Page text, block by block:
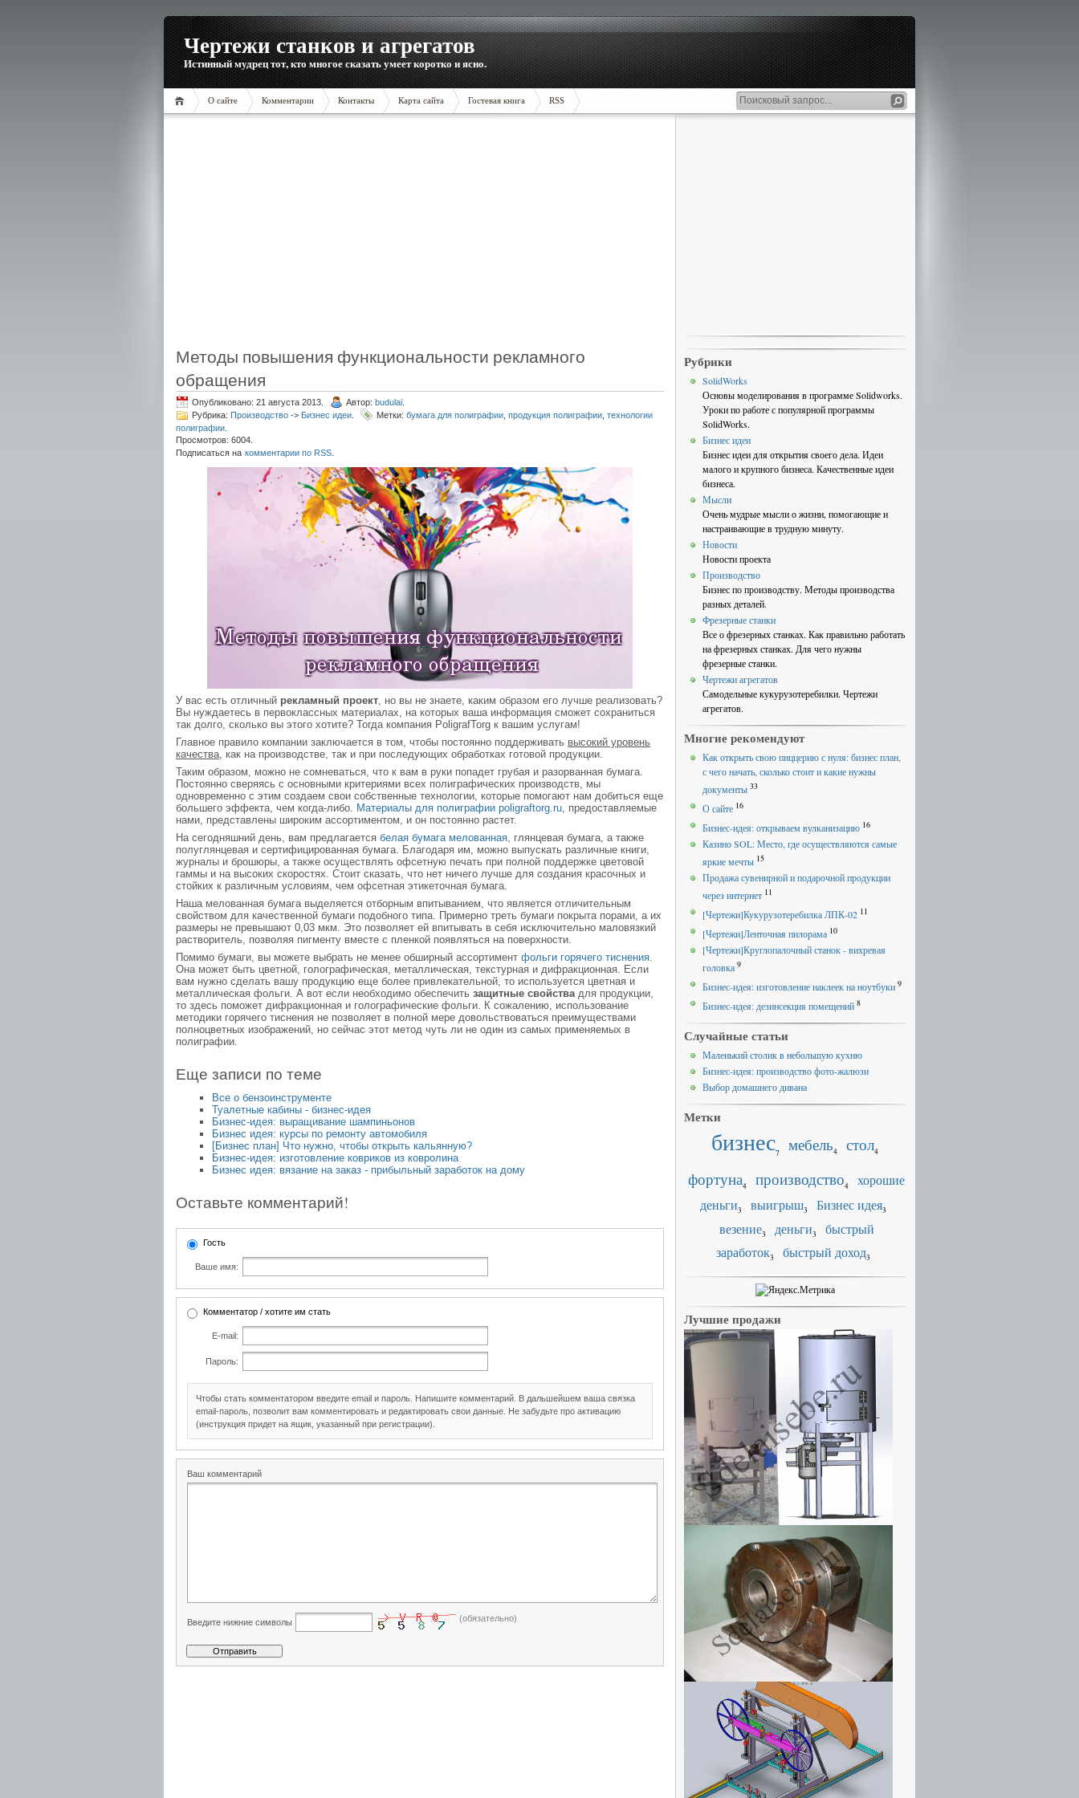
Чертежи станков и агрегатов
Истинный мудрец тот, кто многое сказать умеет коротко и ясно.
О сайте Комментарии Контакты Карта сайта Гостевая книга RSS
Методы повышения функциональности рекламного
обращения
Опубликовано: 21 августа 2013. Автор: budulai
Рубрика: Производство -> Бизнес идеи Метки: бумага для полиграфии продукция полиграфии технологии
полиграфии
Просмотров: 6004.
Подписаться на комментарии по RSS.
У вас есть отличный рекламный проект, но вы не знаете, каким образом его лучше реализовать?
Вы нуждаетесь в первоклассных материалах, на которых ваша информация сможет сохраниться
так долго, сколько вы этого хотите? Тогда компания PoligrafTorg к вашим услугам!
Главное правило компании заключается в том, чтобы постоянно поддерживать высокий уровень
качества, как на производстве, так и при последующих обработках готовой продукции.
Таким образом, можно не сомневаться, что к вам в руки попадет грубая и разорванная бумага.
Постоянно сверяясь с основными критериями всех полиграфических производств, мы
одновременно с этим создаем свои собственные технологии, которые помогают нам добиться еще
большего эффекта, чем когда-либо. Материалы для полиграфии poligraftorg.ru, предоставляемые
нами, представлены широким ассортиментом, и он постоянно растет.
На сегодняшний день, вам предлагается белая бумага мелованная, глянцевая бумага, а также
полуглянцевая и сертифицированная бумага. Благодаря им, можно выпускать различные книги,
журналы и брошюры, а также осуществлять офсетную печать при полной поддержке цветовой
гаммы и на высоких скоростях. Стоит сказать, что нет ничего лучше для создания красочных и
стойких к различным условиям, чем офсетная этикеточная бумага.
Наша мелованная бумага выделяется отборным впитыванием, что является отличительным
свойством для качественной бумаги подобного типа. Примерно треть бумаги покрыта порами, а их
размеры не превышают 0,03 мкм. Это позволяет ей впитывать в себя исключительно маловязкий
растворитель, позволяя пигменту вместе с пленкой появляться на поверхности.
Помимо бумаги, вы можете выбрать не менее обширный ассортимент фольги горячего тиснения.
Она может быть цветной, голографическая, металлическая, текстурная и дифракционная. Если
вам нужно сделать вашу продукцию еще более привлекательной, то используется цветная и
металлическая фольги. А вот если необходимо обеспечить защитные свойствадля продукции,
то здесь поможет дифракционная и голографические фольги. К сожалению, использование
методики горячего тиснения не позволяет в полной мере довольствоваться преимуществами
полноцветных изображений, но сейчас этот метод чуть ли не один из самых применяемых в
полиграфии.
Еще записи по теме
Все о бензоинструменте
Туалетные кабины - бизнес-идея
Бизнес-идея: выращивание шампиньонов
Бизнес идея: курсы по ремонту автомобиля
[Бизнес план] Что нужно, чтобы открыть кальянную?
Бизнес-идея: изготовление ковриков из ковролина
Бизнес идея: вязание на заказ - прибыльный заработок на дому
Оставьте комментарий!
Гость
Ваше имя:
Комментатор / хотите им стать
E-mail:
Пароль:
Чтобы стать комментатором введите email и пароль. Напишите комментарий. В дальшейшем ваша связка
email-пароль, позволит вам комментировать и редактировать свои данные. Не забудьте про активацию
(инструкция придет на ящик, указанный при регистрации).
Ваш комментарий
Введите нижние символы (обязательно)
Рубрики
SolidWorks
Основы моделирования в программе Solidworks.
Уроки по работе с популярной программы
SolidWorks.
Бизнес идеи
Бизнес идеи для открытия своего дела. Идеи
малого и крупного бизнеса. Качественные идеи
бизнеса.
Мысли
Очень мудрые мысли о жизни, помогающие и
настраивающие в трудную минуту.
Новости
Новости проекта
Производство
Бизнес по производству. Методы производства
разных деталей.
Фрезерные станки
Все о фрезерных станках. Как правильно работать
на фрезерных станках. Для чего нужны
фрезерные станки.
Чертежи агрегатов
Самодельные кукурузотеребилки. Чертежи
агрегатов.
Многие рекомендуют
Как открыть свою пиццерию с нуля: бизнес план,
с чего начать, сколько стоит и какие нужны
документы 33
О сайте 16
Бизнес-идея: открываем вулканизацию 16
Казино SOL: Место, где осуществляются самые
яркие мечты 15
Продажа сувенирной и подарочной продукции
через интернет 11
[Чертежи]Кукурузотеребилка ЛПК-02 11
[Чертежи]Ленточная пилорама 10
[Чертежи]Круглопалочный станок - вихревая
головка 9
Бизнес-идея: изготовление наклеек на ноутбуки 9
Бизнес-идея: дезинсекция помещений 8
Случайные статьи
Маленький столик в небольшую кухню
Бизнес-идея: производство фото-жалюзи
Выбор домашнего дивана
Метки
бизнес7 мебель4 стол4
фортуна4 производство4
хорошие
деньги3 выигрыш3 Бизнес идея3
везение3 деньги3
быстрый
заработок3 быстрый доход3
Лучшие продажи